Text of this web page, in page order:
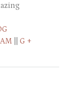
G +